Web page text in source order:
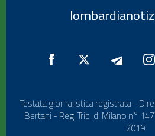
Testata giornalistica registrata -
Bertani - Reg. Trib. di Milano n°
2019